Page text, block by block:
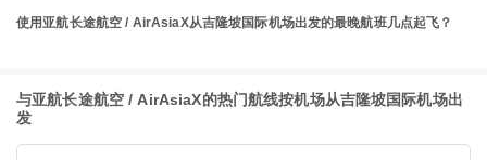
使用亚航长途航空 / AirAsiaX从吉隆坡国际机场出发的最晚航班几点起飞？
与亚航长途航空 / AirAsiaX的热门航线按机场从吉隆坡国际机场出
发